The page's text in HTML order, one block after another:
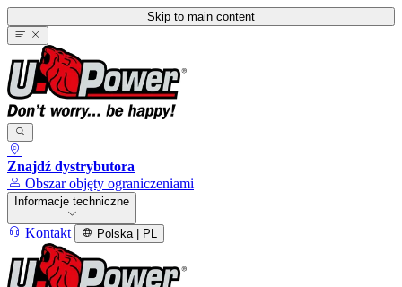
Skip to main content
Znajdź dystrybutora
Obszar objęty ograniczeniami
Informacje techniczne
Kontakt Polska | PL